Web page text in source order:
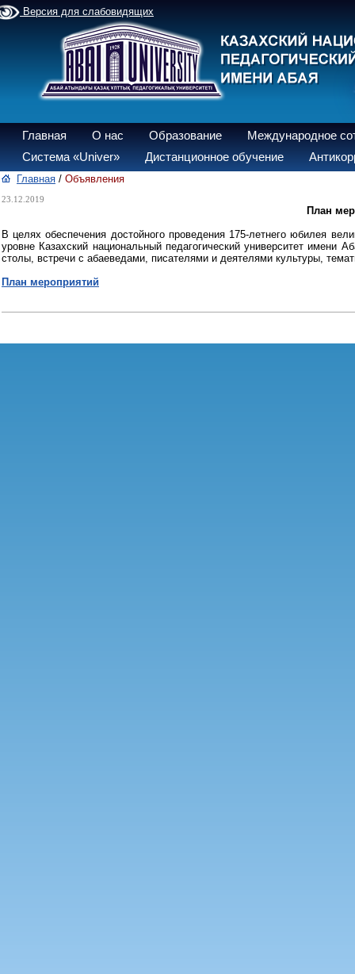
Версия для слабовидящих
Главная О нас Образование
Международное
Система «Univer»
Дистанционное обучение
Главная / Объявления
23.12.2019
План
В целях обеспечения достойного проведения 175-летнего юбилея
уровне Казахский национальный педагогический университет имени
столы, встречи с абаеведами, писателями и деятелями культуры,
План мероприятий